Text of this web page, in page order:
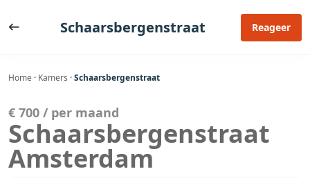
naar
Schaarsbergenstraat Reageer
Home · Kamers ·Schaarsbergenstraat
€ 700 / per maand
Schaarsbergenstraat
Amsterdam